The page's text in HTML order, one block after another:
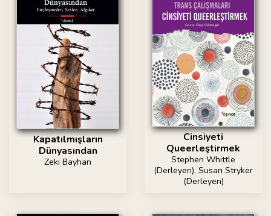
Kapatılmışların
Dünyasından
Zeki Bayhan
Cinsiyeti
Queerleştirmek
Stephen Whittle
(Derleyen), Susan Stryker
(Derleyen)